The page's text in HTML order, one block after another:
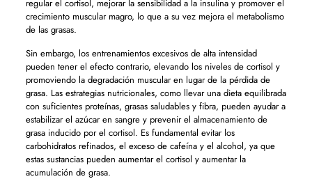
regular el cortisol, mejorar la sensibilidad a la insulina y promover el
crecimiento muscular magro, lo que a su vez mejora el metabolismo
de las grasas.
Sin embargo, los entrenamientos excesivos de alta intensidad
pueden tener el efecto contrario, elevando los niveles de cortisol y
promoviendo la degradación muscular en lugar de la pérdida de
grasa. Las estrategias nutricionales, como llevar una dieta equilibrada
con suficientes proteínas, grasas saludables y fibra, pueden ayudar a
estabilizar el azúcar en sangre y prevenir el almacenamiento de
grasa inducido por el cortisol. Es fundamental evitar los
carbohidratos refinados, el exceso de cafeína y el alcohol, ya que
estas sustancias pueden aumentar el cortisol y aumentar la
acumulación de grasa.